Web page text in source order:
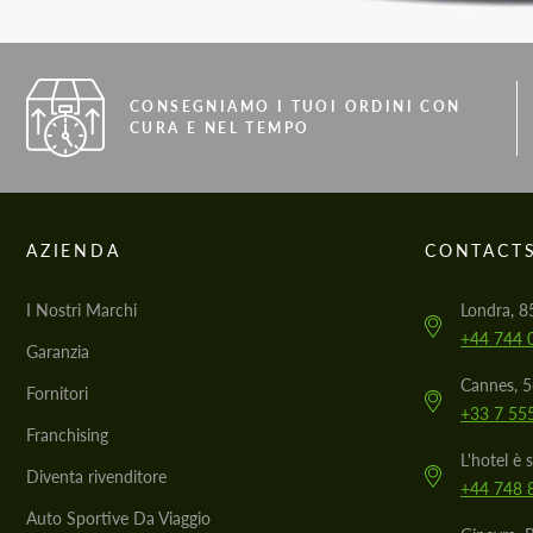
CONSEGNIAMO I TUOI ORDINI CON
CURA E NEL TEMPO
AZIENDA
I Nostri Marchi
Garanzia
Fornitori
Franchising
Diventa rivenditore
Auto Sportive Da Viaggio
Londra,
+44 744
Cannes,
+33 7
L'hotel è
+44 748